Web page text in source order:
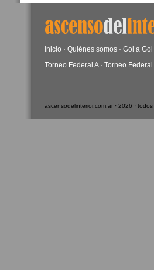
Inicio · Quiénes somos · Gol a Gol
Torneo Federal A· Torneo Federal
ascensodelinterior.com.ar · 2026 ·